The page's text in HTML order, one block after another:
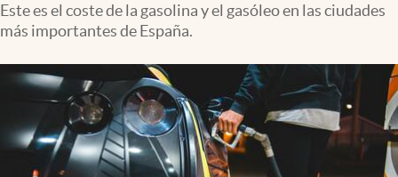
Este es el coste de la gasolina y el gasóleo en las ciudades
más importantes de España.